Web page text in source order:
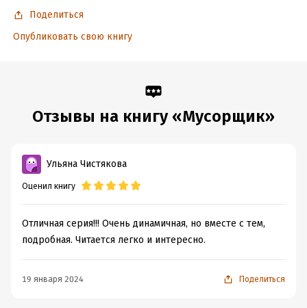
Поделиться
Опубликовать свою книгу
Отзывы на книгу «Мусорщик»
Ульяна Чистякова
Оценил книгу
Отличная серия!!! Очень динамичная, но вместе с тем,
подробная. Читается легко и интересно.
19 января 2024 Поделиться